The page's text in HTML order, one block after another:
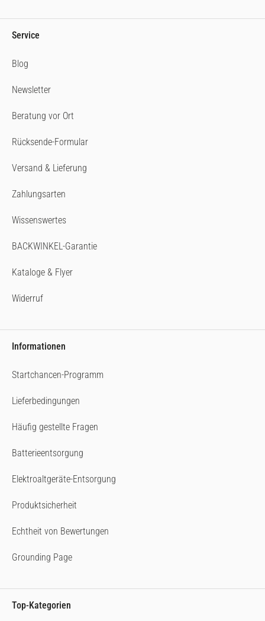
Service
Blog
Newsletter
Beratung vor Ort
Rücksende-Formular
Versand & Lieferung
Zahlungsarten
Wissenswertes
BACKWINKEL-Garantie
Kataloge & Flyer
Widerruf
Informationen
Startchancen-Programm
Lieferbedingungen
Häufig gestellte Fragen
Batterieentsorgung
Elektroaltgeräte-Entsorgung
Produktsicherheit
Echtheit von Bewertungen
Grounding Page
Top-Kategorien